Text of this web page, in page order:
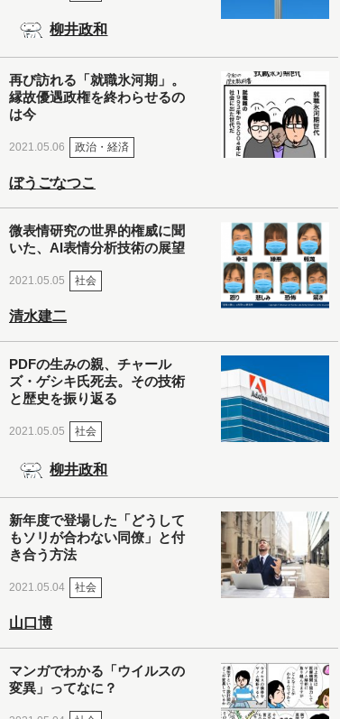
柳井政和
再び訪れる「就職氷河期」。
縁故優遇政権を終わらせるの
は今
2021.05.06 政治・経済
ぼうごなつこ
微表情研究の世界的権威に聞
いた、AI表情分析技術の展望
2021.05.05 社会
清水建二
PDFの生みの親、チャール
ズ・ゲシキ氏死去。その技術
と歴史を振り返る
2021.05.05 社会
柳井政和
新年度で登場した「どうして
もソリが合わない同僚」と付
き合う方法
2021.05.04 社会
山口博
マンガでわかる「ウイルスの
変異」ってなに？